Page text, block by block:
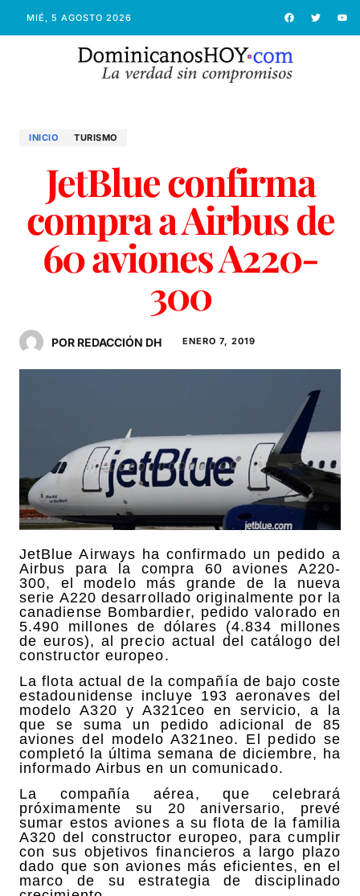
MIÉ, 5 AGOSTO 2026
INICIO TURISMO
JetBlue confirma
compra a Airbus de
60 aviones A220-
300
POR REDACCIÓN DH ENERO 7, 2019
JetBlue Airways ha confirmado un pedido a
Airbus para la compra 60 aviones A220-
300, el modelo más grande de la nueva
serie A220 desarrollado originalmente por la
canadiense Bombardier, pedido valorado en
5.490 millones de dólares (4.834 millones
de euros), al precio actual del catálogo del
constructor europeo.
La flota actual de la compañía de bajo coste
estadounidense incluye 193 aeronaves del
modelo A320 y A321ceo en servicio, a la
que se suma un pedido adicional de 85
aviones del modelo A321neo. El pedido se
completó la última semana de diciembre, ha
informado Airbus en un comunicado.
La compañía aérea, que celebrará
próximamente su 20 aniversario, prevé
sumar estos aviones a su flota de la familia
A320 del constructor europeo, para cumplir
con sus objetivos financieros a largo plazo
dado que son aviones más eficientes, en el
marco de su estrategia de disciplinado